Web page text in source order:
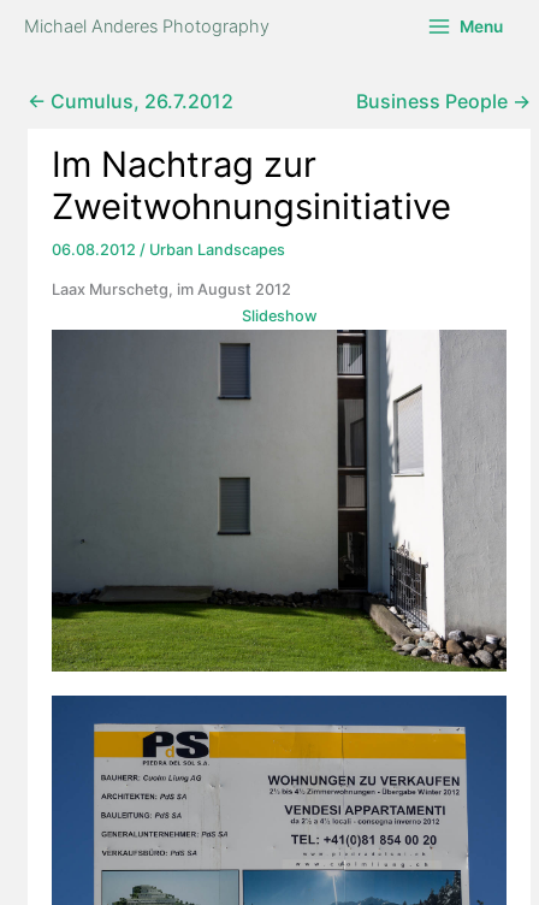
Inhalt
Michael Anderes Photography Menu
← Cumulus, 26.7.2012 Business People →
Im Nachtrag zur
Zweitwohnungsinitiative
06.08.2012 / Urban Landscapes
Laax Murschetg, im August 2012
Slideshow